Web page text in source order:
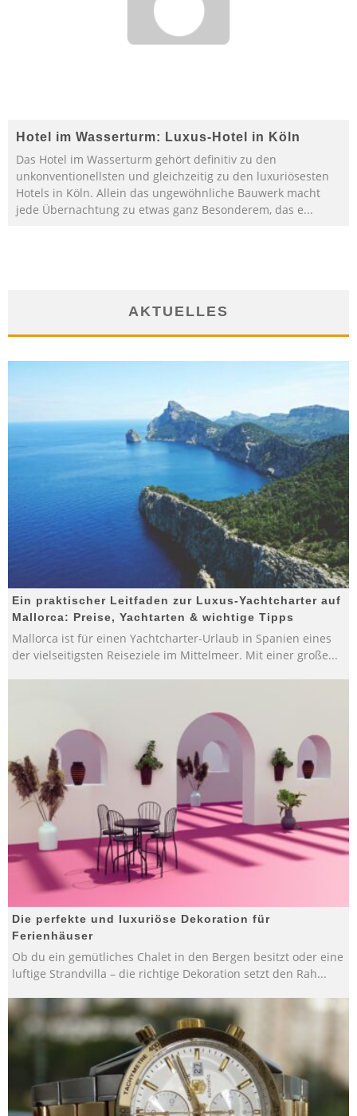
Hotel im Wasserturm: Luxus-Hotel in Köln
Das Hotel im Wasserturm gehört definitiv zu den
unkonventionellsten und gleichzeitig zu den luxuriösesten
Hotels in Köln. Allein das ungewöhnliche Bauwerk macht
jede Übernachtung zu etwas ganz Besonderem, das e...
AKTUELLES
Ein praktischer Leitfaden zur Luxus-Yachtcharter auf
Mallorca: Preise, Yachtarten & wichtige Tipps
Mallorca ist für einen Yachtcharter-Urlaub in Spanien eines
der vielseitigsten Reiseziele im Mittelmeer. Mit einer große...
Die perfekte und luxuriöse Dekoration für
Ferienhäuser
Ob du ein gemütliches Chalet in den Bergen besitzt oder eine
luftige Strandvilla – die richtige Dekoration setzt den Rah...